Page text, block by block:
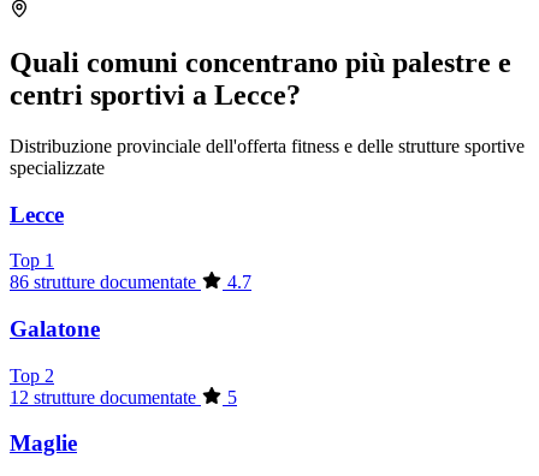
Quali comuni concentrano più palestre e
centri sportivi a Lecce?
Distribuzione provinciale dell'offerta fitness e delle strutture sportive
specializzate
Lecce
Top 1
86 strutture documentate
4.7
Galatone
Top 2
12 strutture documentate
5
Maglie